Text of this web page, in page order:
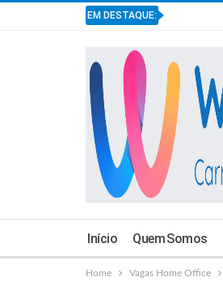
EM DESTAQUE:
Início Quem Somos
Home Vagas Home Office